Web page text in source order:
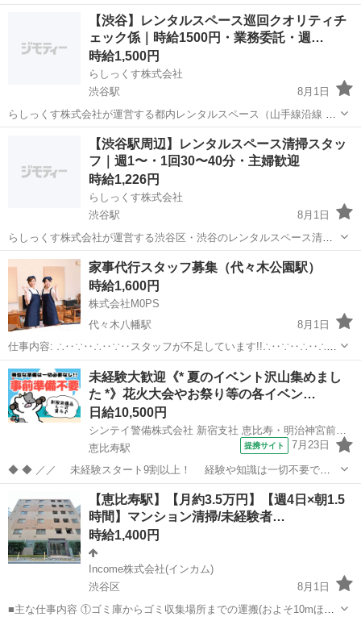
70店舗）の現地メンテナンス・清掃係を募集します。 【仕事内容】 ・
巡回チェック係の報告を受け、現地で実作業を行います ・鍵/機器の接
続確認、Wi-F...
渋谷駅 その他 業務委託
【渋谷】レンタルスペース巡回クオリティチ
ェック係｜時給1500円・業務委託・週…
時給1,500円
らしっくす株式会社
渋谷駅
8月1日
らしっくす株式会社が運営する都内レンタルスペース（山手線沿線 約
70店舗）の巡回クオリティチェック係を募集します。 【仕事内容】 ・
現地を巡回し、清掃クオリティ・衛生状態・家具/設備の破損や故障・
Wi-Fi等の接続を...
渋谷駅 その他 業務委託
【渋谷駅周辺】レンタルスペース清掃スタッ
フ｜週1〜・1回30〜40分・主婦歓迎
時給1,226円
らしっくす株式会社
渋谷駅
8月1日
らしっくす株式会社が運営する渋谷区・渋谷のレンタルスペース清掃
スタッフ募集です。 【仕事内容】 ・レンタルスペースの清掃（掃除機
がけ、拭き掃除、備品の補充など） ・1回30〜40分程度の短時間作業
【勤務条件...
東京 渋谷区 渋谷駅 清掃 スタッフ
家事代行スタッフ募集（代々木公園駅）
時給1,600円
株式会社M0PS
代々木八幡駅
8月1日
仕事内容: ∴‥∵‥∴‥∵‥スタッフが不足しています!!∴‥∵‥∴‥∴‥
∵ 現在、お客様から多数のご依頼をいただいておりスタッフが不足し
ています 大手の家事代行で仕事が入らなくなったという方はぜひ！ カ
ジママ（ ht...
東京 渋谷区 代々木八幡駅 その他 スタッフ
未経験大歓迎《* 夏のイベント沢山集めまし
た *》花火大会やお祭り等の各イベン…
日給10,500円
シンテイ警備株式会社 新宿支社 恵比寿・明治神宮前・代官山(18)エリア/A3203200140
恵比寿駅
提携サイト 7月23日
◆ ◆ ／／ 未経験スタート9割以上！ 経験や知識は一切不要で始
めやすい♪ シフトの強制もないですし 自分のペースで働くことも
できるので 続けやすい♪働きやすい♪ ＼＼ 『シフトが削られた…』
『思うように稼...
恵比寿駅 警備員
【恵比寿駅】【月約3.5万円】【週4日×朝1.5
時間】マンション清掃/未経験者…
時給1,400円
Income株式会社(インカム)
渋谷区
8月1日
■主な仕事内容 ①ゴミ庫からゴミ収集場所までの運搬(およそ10mほど